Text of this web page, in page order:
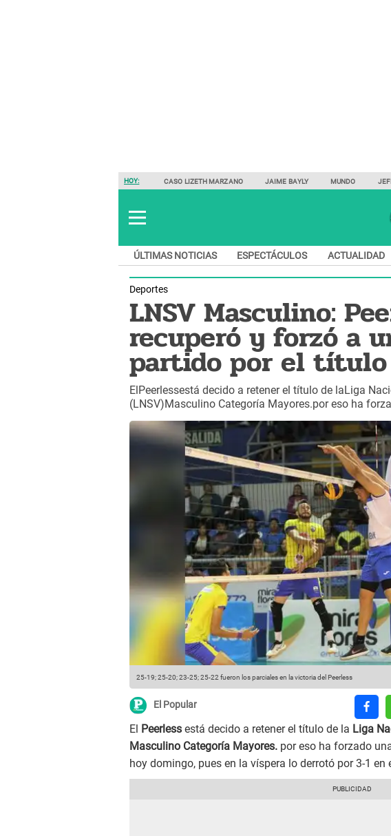
HOY: CASO LIZETH MARZANO JAIME BAYLY MUNDO
ÚLTIMAS NOTICIAS ESPECTÁCULOS ACTUALIDAD
Deportes
LNSV Masculino:
recuperó y forzó a
partido por el título
ElPeerlessestá decido a retener el título de laLiga
(LNSV)Masculino Categoría Mayores.por eso ha
25-19; 25-20; 23-25; 25-22 fueron los parciales en la victoria del Peerless
El Popular
El Peerless está decido a retener el título de la Liga
Masculino Categoría Mayores. por eso ha forzado
hoy domingo, pues en la víspera lo derrotó por 3-1